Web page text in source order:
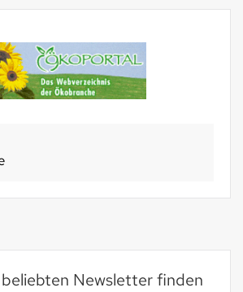
Newsletter finden